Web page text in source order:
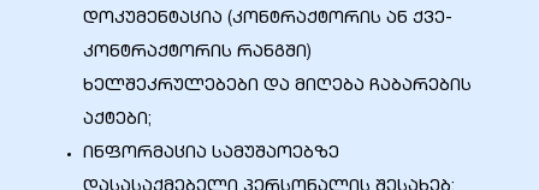
დოკუმენტაცია (კონტრაქტორის ან ქვე-
კონტრაქტორის რანგში)
ხელშეკრულებები და მიღება ჩაბარების
აქტები;
ინფორმაცია სამუშაოებზე